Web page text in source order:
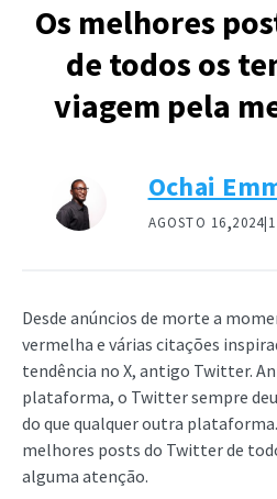
Os melhores
de todos os
viagem pela
Ochai
AGOSTO 16,2024|
Desde anúncios de morte a
vermelha e várias citações
tendência no X, antigo Twitter.
plataforma, o Twitter sempre
do que qualquer outra
melhores posts do Twitter de
alguma atenção.